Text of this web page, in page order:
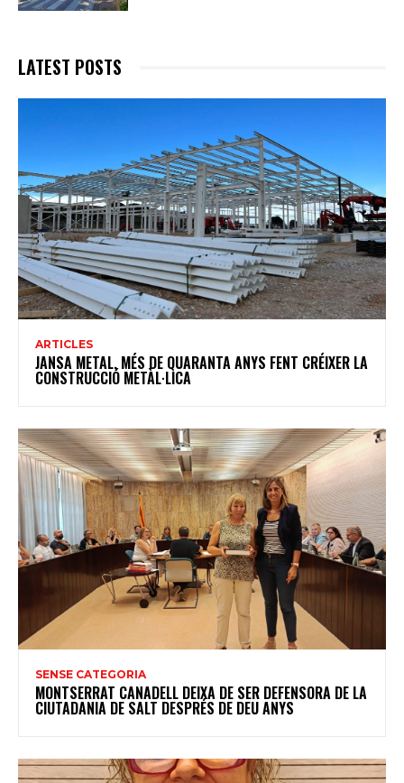
LATEST POSTS
ARTICLES
JANSA METAL, MÉS DE QUARANTA ANYS FENT CRÉIXER LA
CONSTRUCCIÓ METÀL·LICA
SENSE CATEGORIA
MONTSERRAT CANADELL DEIXA DE SER DEFENSORA DE LA
CIUTADANIA DE SALT DESPRÉS DE DEU ANYS